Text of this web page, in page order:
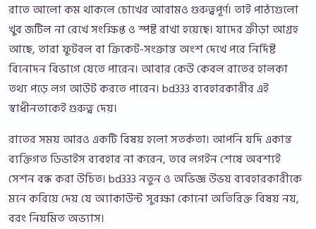
রাতে আলো কম থাকলে চোখের আরামও গুরুত্বপূর্ণ। তাই পাঠ্যগুলো
খুব জটিল না রেখে সংক্ষিপ্ত ও স্পষ্ট রাখা হয়েছে। যাদের ক্রীড়া আগ্রহ
আছে, তারা ফুটবল বা ক্রিকেট-সংক্রান্ত অংশ দেখে পরে নির্দিষ্ট
বিনোদন বিভাগে যেতে পারেন। আবার কেউ কেবল রাতের হালকা
তথ্য পড়ে লগ আউট করতে পারেন। bd333 ব্যবহারকারীর এই
স্বাধীনতাকেই গুরুত্ব দেয়।
রাতের সময় আরও একটি বিষয় হলো সতর্কতা। আপনি যদি একান্ত
ব্যক্তিগত ডিভাইস ব্যবহার না করেন, তবে লগইন শেষে অবশ্যই
সেশন বন্ধ করা উচিত। bd333 নতুন ও অভিজ্ঞ উভয় ব্যবহারকারীকে
মনে করিয়ে দেয় যে অ্যাকাউন্ট সুরক্ষা কোনো অতিরিক্ত বিষয় নয়,
বরং নিয়মিত অভ্যাস।